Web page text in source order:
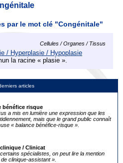
articles
bénéfice risque
a mis en lumière une expression que les
mais que le grand public connaît
« balance bénéfice-risque ».
/ Clinicat
spécialistes, on peut lire la mention
clinique-assistant ».
par le mot clé "Congénitale"
Cellules / Organes / Tissus
/ Hyperplasie / Hypoplasie
la racine « plasie ».